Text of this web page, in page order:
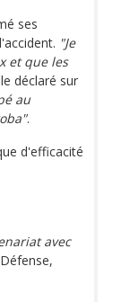
ses
"Je
et que les
déclaré sur
au
.
d'efficacité
avec